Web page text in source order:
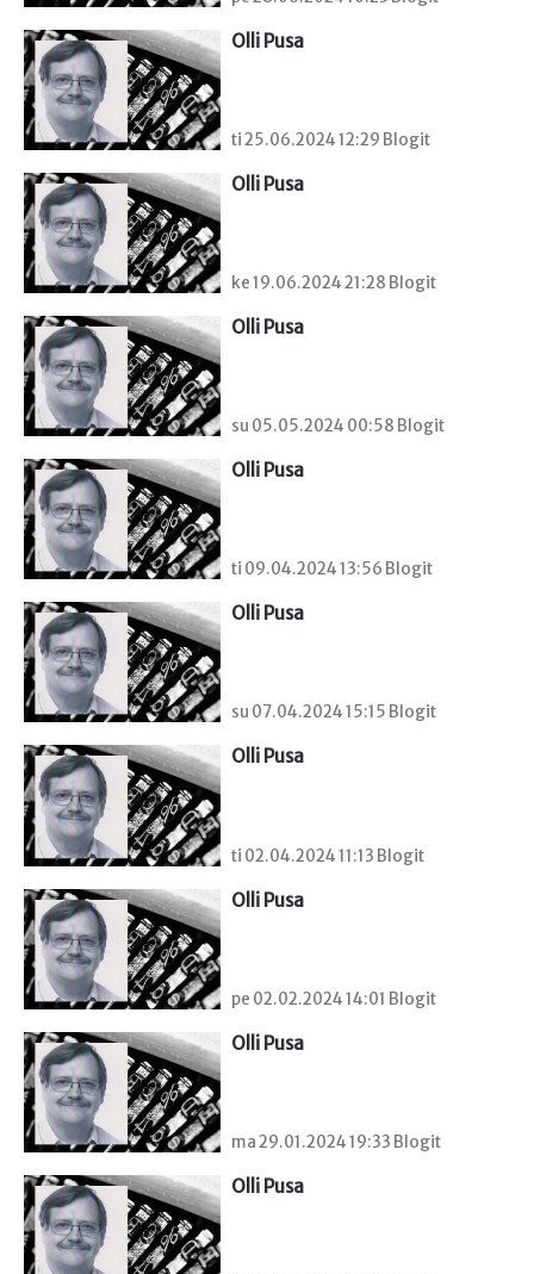
Olli Pusa
ti 25.06.2024 12:29 Blogit
Olli Pusa
ke 19.06.2024 21:28 Blogit
Olli Pusa
su 05.05.2024 00:58 Blogit
Olli Pusa
ti 09.04.2024 13:56 Blogit
Olli Pusa
su 07.04.2024 15:15 Blogit
Olli Pusa
ti 02.04.2024 11:13 Blogit
Olli Pusa
pe 02.02.2024 14:01 Blogit
Olli Pusa
ma 29.01.2024 19:33 Blogit
Olli Pusa